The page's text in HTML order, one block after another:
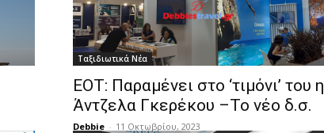
Ταξιδιωτικά Νέα
ΕΟΤ: Παραμένει στο ‘τιμόνι’ του η
Άντζελα Γκερέκου –Το νέο δ.σ.
Debbie - 11 Οκτωβρίου, 2023